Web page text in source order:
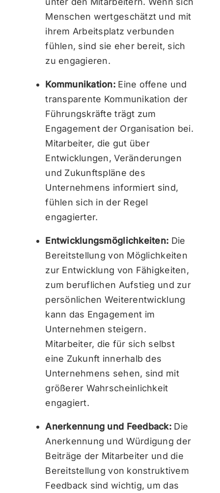
Menschen wertgeschätzt und mit
ihrem Arbeitsplatz verbunden
fühlen, sind sie eher bereit, sich
zu engagieren.
Kommunikation: Eine offene und
transparente Kommunikation der
Führungskräfte trägt zum
Engagement der Organisation bei.
Mitarbeiter, die gut über
Entwicklungen, Veränderungen
und Zukunftspläne des
Unternehmens informiert sind,
fühlen sich in der Regel
engagierter.
Entwicklungsmöglichkeiten: Die
Bereitstellung von Möglichkeiten
zur Entwicklung von Fähigkeiten,
zum beruflichen Aufstieg und zur
persönlichen Weiterentwicklung
kann das Engagement im
Unternehmen steigern.
Mitarbeiter, die für sich selbst
eine Zukunft innerhalb des
Unternehmens sehen, sind mit
größerer Wahrscheinlichkeit
engagiert.
Anerkennung und Feedback: Die
Anerkennung und Würdigung der
Beiträge der Mitarbeiter und die
Bereitstellung von konstruktivem
Feedback sind wichtig, um das